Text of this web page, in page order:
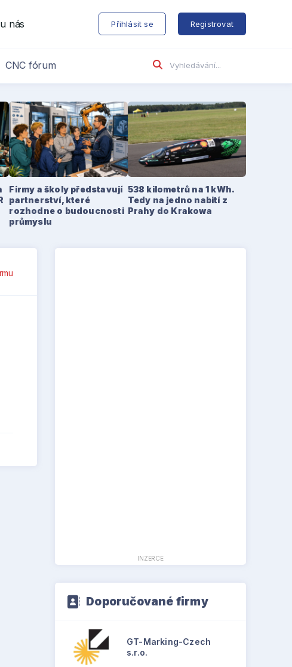
nás Přihlásit se Registrovat
CNC fórum
Firmy a školy představují
partnerství, které
rozhodne o budoucnosti
průmyslu
538 kilometrů na 1 kWh.
Tedy na jedno nabití z
Prahy do Krakowa
INZERCE
Doporučované firmy
GT-Marking-Czech
s.r.o.